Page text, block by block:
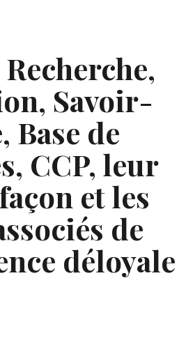
Savoir-
Base de
CCP, leur
et les
de
déloyale